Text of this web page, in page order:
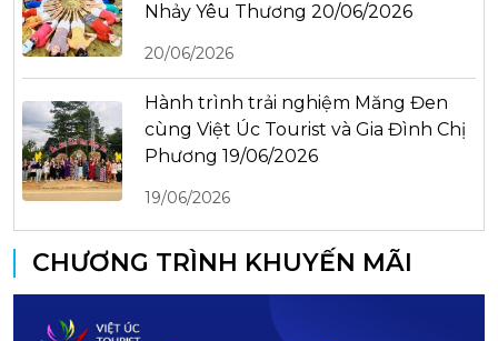
Nhảy Yêu Thương 20/06/2026
20/06/2026
Hành trình trải nghiệm Măng Đen
cùng Việt Úc Tourist và Gia Đình Chị
Phương 19/06/2026
19/06/2026
CHƯƠNG TRÌNH KHUYẾN MÃI